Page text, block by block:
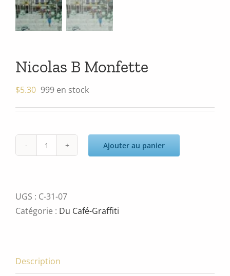
Nicolas B Monfette
$5.30 999 en stock
quantité
B
Monfette
Ajouter au panier
UGS : C-31-07
Catégorie : Du Café-Graffiti
Description